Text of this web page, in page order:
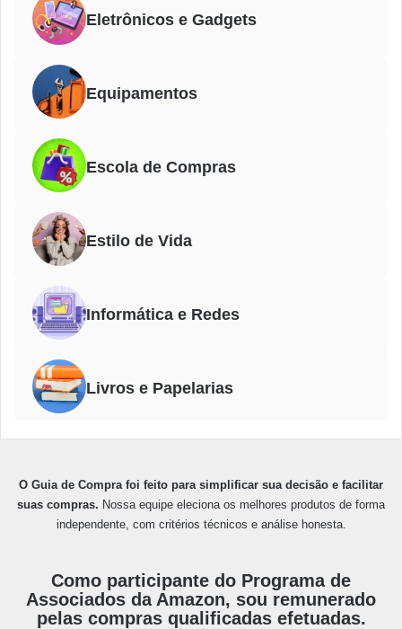
Eletrônicos e Gadgets
Equipamentos
Escola de Compras
Estilo de Vida
Informática e Redes
Livros e Papelarias
O Guia de Compra foi feito para simplificar sua decisão e facilitar
suas compras. Nossa equipe eleciona os melhores produtos de forma
independente, com critérios técnicos e análise honesta.
Como participante do Programa de
Associados da Amazon, sou remunerado
pelas compras qualificadas efetuadas.